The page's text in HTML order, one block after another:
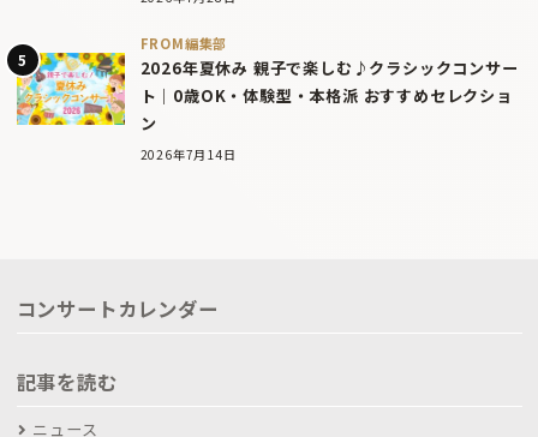
FROM編集部
2026年夏休み 親子で楽しむ♪クラシックコンサー
ト｜0歳OK・体験型・本格派 おすすめセレクショ
ン
2026年7月14日
コンサートカレンダー
記事を読む
ニュース